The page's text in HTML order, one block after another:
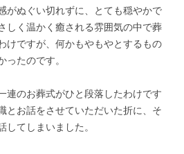
がぬぐい切れずに、とても穏やかで
しく温かく癒される雰囲気の中で葬
けですが、何かもやもやとするもの
ったのです。
のお葬式がひと段落したわけです
とお話をさせていただいた折に、そ
してしまいました。